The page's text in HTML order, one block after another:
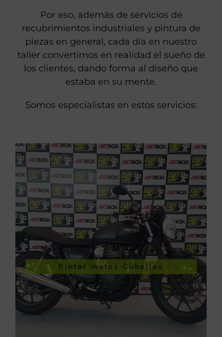
Por eso, además de servicios de
recubrimientos industriales y pintura de
piezas en general, cada día en nuestro
taller convertimos en realidad el sueño de
los clientes, dando forma al diseño que
estaba en su mente.
Somos especialistas en estos servicios:
Pintar motos Cubelles
Pintar motos Cubelles
VER PINTURA DE MOTOS